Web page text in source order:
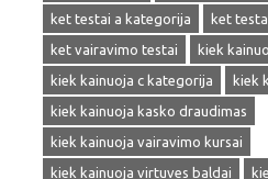
ket testai a kategorija
ket
ket vairavimo testai
kiek
kiek kainuoja c kategorija
kiek
kiek kainuoja kasko draudimas
kiek kainuoja vairavimo kursai
kiek kainuoja virtuves baldai